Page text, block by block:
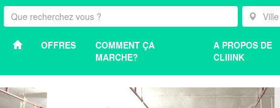
OFFRES
COMMENT ÇA
MARCHE?
A PROPOS DE
CLIIINK